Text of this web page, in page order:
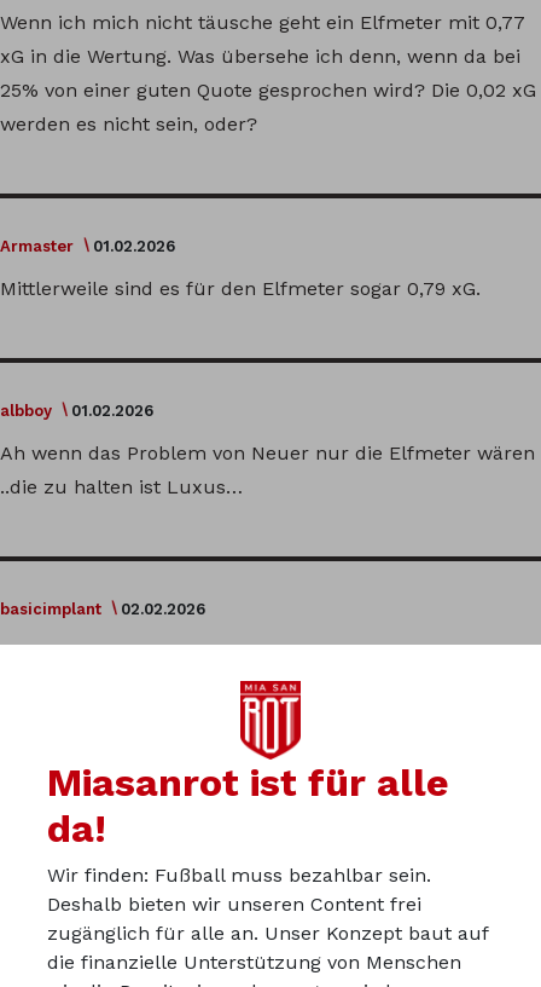
Wenn ich mich nicht täusche geht ein Elfmeter mit 0,77
xG in die Wertung. Was übersehe ich denn, wenn da bei
25% von einer guten Quote gesprochen wird? Die 0,02 xG
werden es nicht sein, oder?
Armaster 01.02.2026
Mittlerweile sind es für den Elfmeter sogar 0,79 xG.
albboy 01.02.2026
Ah wenn das Problem von Neuer nur die Elfmeter wären
..die zu halten ist Luxus…
basicimplant 02.02.2026
Genau das hatte ich auch als erstes auf dem Schirm. Wir
täten gut daran Elfmeter zu vermeiden, als uns dann auf
einen unserer Torhüter verlassen zu müssen. Einer soll
dann ausbaden, was 10 vor ihm eingebrockt haben.
Du kannst in der Miasanrot-
Kurve mitdiskutieren:
kurve.miasanrot.de
Miasanrot ist für alle
da!
Wir finden: Fußball muss bezahlbar sein.
Deshalb bieten wir unseren Content frei
zugänglich für alle an. Unser Konzept baut auf
die finanzielle Unterstützung von Menschen